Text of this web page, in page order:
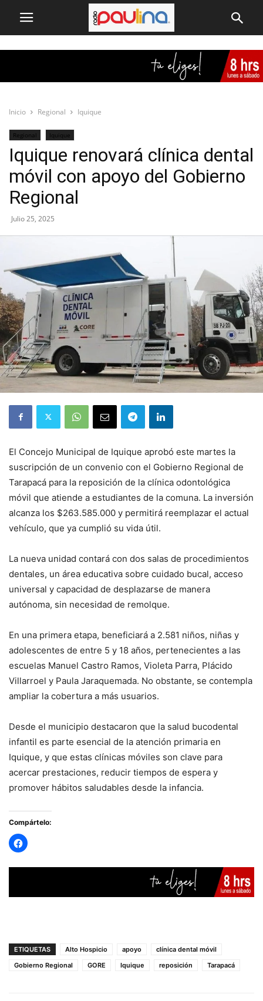
Inicio Regional Iquique
Regional Iquique
Iquique renovará clínica dental
móvil con apoyo del Gobierno
Regional
Julio 25, 2025
El Concejo Municipal de Iquique aprobó este martes la
suscripción de un convenio con el Gobierno Regional de
Tarapacá para la reposición de la clínica odontológica
móvil que atiende a estudiantes de la comuna. La inversión
alcanza los $263.585.000 y permitirá reemplazar el actual
vehículo, que ya cumplió su vida útil.
La nueva unidad contará con dos salas de procedimientos
dentales, un área educativa sobre cuidado bucal, acceso
universal y capacidad de desplazarse de manera
autónoma, sin necesidad de remolque.
En una primera etapa, beneficiará a 2.581 niños, niñas y
adolescentes de entre 5 y 18 años, pertenecientes a las
escuelas Manuel Castro Ramos, Violeta Parra, Plácido
Villarroel y Paula Jaraquemada. No obstante, se contempla
ampliar la cobertura a más usuarios.
Desde el municipio destacaron que la salud bucodental
infantil es parte esencial de la atención primaria en
Iquique, y que estas clínicas móviles son clave para
acercar prestaciones, reducir tiempos de espera y
promover hábitos saludables desde la infancia.
Compártelo:
ETIQUETAS Alto Hospicio apoyo
clínica dental móvil
Gobierno Regional
GORE Iquique reposición Tarapacá